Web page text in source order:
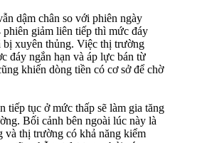
dậm chân so với phiên ngày
phiên giảm liên tiếp thì mức đáy
bị xuyên thủng. Việc thị trường
đáy ngắn hạn và áp lực bán từ
khiến dòng tiền có cơ sở để chờ
tiếp tục ở mức thấp sẽ làm gia tăng
Bối cảnh bên ngoài lúc này là
và thị trường có khả năng kiểm